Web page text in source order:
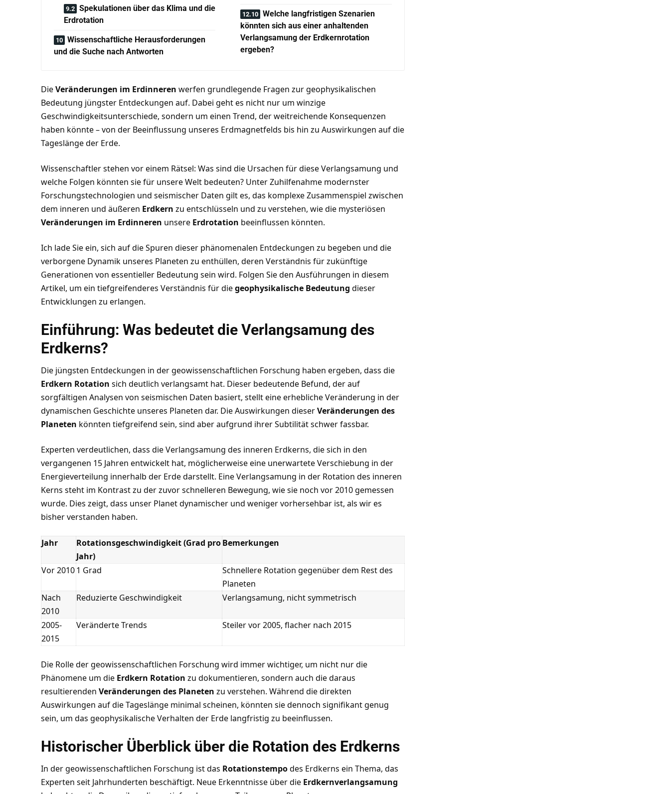
Spekulationen über das Klima und die
Erdrotation
Wissenschaftliche Herausforderungen
und die Suche nach Antworten
Welche langfristigen Szenarien
könnten sich aus einer anhaltenden
Verlangsamung der Erdkernrotation
ergeben?
DieVeränderungen im Erdinneren werfen grundlegende Fragen zur geophysikalischen
Bedeutung jüngster Entdeckungen auf. Dabei geht es nicht nur um winzige
Geschwindigkeitsunterschiede, sondern um einen Trend, der weitreichende Konsequenzen
haben könnte – von der Beeinflussung unseres Erdmagnetfelds bis hin zu Auswirkungen auf die
Tageslänge der Erde.
Wissenschaftler stehen vor einem Rätsel: Was sind die Ursachen für diese Verlangsamung und
welche Folgen könnten sie für unsere Welt bedeuten? Unter Zuhilfenahme modernster
Forschungstechnologien und seismischer Daten gilt es, das komplexe Zusammenspiel zwischen
dem inneren und äußeren Erdkern zu entschlüsseln und zu verstehen, wie die mysteriösen
Veränderungen im Erdinneren unsere Erdrotation beeinflussen könnten.
Ich lade Sie ein, sich auf die Spuren dieser phänomenalen Entdeckungen zu begeben und die
verborgene Dynamik unseres Planeten zu enthüllen, deren Verständnis für zukünftige
Generationen von essentieller Bedeutung sein wird. Folgen Sie den Ausführungen in diesem
Artikel, um ein tiefgreifenderes Verständnis für diegeophysikalische Bedeutung dieser
Entwicklungen zu erlangen.
Einführung: Was bedeutet die Verlangsamung des
Erdkerns?
Die jüngsten Entdeckungen in der geowissenschaftlichen Forschung haben ergeben, dass die
Erdkern Rotation sich deutlich verlangsamt hat. Dieser bedeutende Befund, der auf
sorgfältigen Analysen von seismischen Daten basiert, stellt eine erhebliche Veränderung in der
dynamischen Geschichte unseres Planeten dar. Die Auswirkungen dieserVeränderungen des
Planeten könnten tiefgreifend sein, sind aber aufgrund ihrer Subtilität schwer fassbar.
Experten verdeutlichen, dass die Verlangsamung des inneren Erdkerns, die sich in den
vergangenen 15 Jahren entwickelt hat, möglicherweise eine unerwartete Verschiebung in der
Energieverteilung innerhalb der Erde darstellt. Eine Verlangsamung in der Rotation des inneren
Kerns steht im Kontrast zu der zuvor schnelleren Bewegung, wie sie noch vor 2010 gemessen
wurde. Dies zeigt, dass unser Planet dynamischer und weniger vorhersehbar ist, als wir es
bisher verstanden haben.
Jahr
Rotationsgeschwindigkeit (Grad pro
Jahr)
Bemerkungen
Vor 20101 Grad
Schnellere Rotation gegenüber dem Rest des
Planeten
Nach
2010
Reduzierte Geschwindigkeit Verlangsamung, nicht symmetrisch
2005-
2015
Veränderte Trends Steiler vor 2005, flacher nach 2015
Die Rolle der geowissenschaftlichen Forschung wird immer wichtiger, um nicht nur die
Phänomene um die Erdkern Rotation zu dokumentieren, sondern auch die daraus
resultierenden Veränderungen des Planeten zu verstehen. Während die direkten
Auswirkungen auf die Tageslänge minimal scheinen, könnten sie dennoch signifikant genug
sein, um das geophysikalische Verhalten der Erde langfristig zu beeinflussen.
Historischer Überblick über die Rotation des Erdkerns
In der geowissenschaftlichen Forschung ist das Rotationstempodes Erdkerns ein Thema, das
Experten seit Jahrhunderten beschäftigt. Neue Erkenntnisse über die Erdkernverlangsamung